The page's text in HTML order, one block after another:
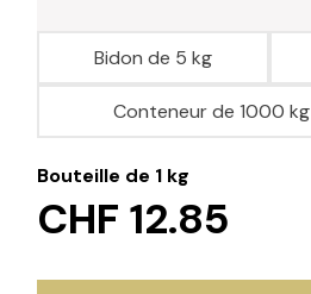
Bouteille de 1 kg
CHF 12.85
Bidon de 5 kg
Conteneur de 1000 kg